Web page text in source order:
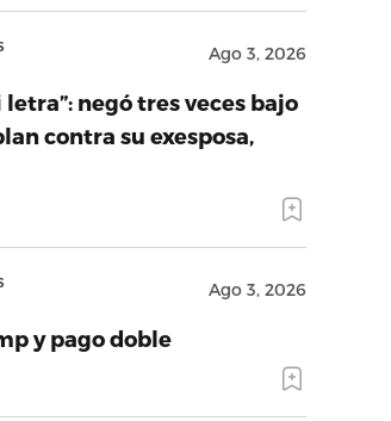
Ago 3, 2026
letra”: negó tres veces bajo
contra su exesposa,
Ago 3, 2026
y pago doble